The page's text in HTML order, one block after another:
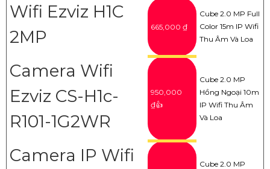
Wifi Ezviz H1C
2MP
665,000 ₫
Cube 2.0 MP Full
Color 15m IP Wifi
Thu Âm Và Loa
Camera Wifi
Ezviz CS-H1c-
R101-1G2WR
950,000
₫👍
Cube 2.0 MP
Hồng Ngoại 10m
IP Wifi Thu Âm
Và Loa
Camera IP Wifi
Cube 2.0 MP